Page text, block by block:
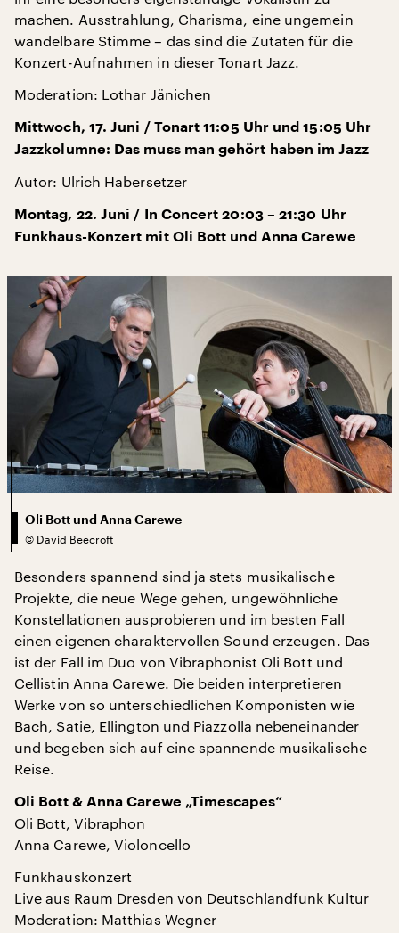
machen. Ausstrahlung, Charisma, eine ungemein
wandelbare Stimme – das sind die Zutaten für die
Konzert-Aufnahmen in dieser Tonart Jazz.
Moderation: Lothar Jänichen
Mittwoch, 17. Juni / Tonart 11:05 Uhr und 15:05 Uhr
Jazzkolumne: Das muss man gehört haben im Jazz
Autor: Ulrich Habersetzer
Montag, 22. Juni / In Concert 20:03 – 21:30 Uhr
Funkhaus-Konzert mit Oli Bott und Anna Carewe
Oli Bott und Anna Carewe
© David Beecroft
Besonders spannend sind ja stets musikalische
Projekte, die neue Wege gehen, ungewöhnliche
Konstellationen ausprobieren und im besten Fall
einen eigenen charaktervollen Sound erzeugen. Das
ist der Fall im Duo von Vibraphonist Oli Bott und
Cellistin Anna Carewe. Die beiden interpretieren
Werke von so unterschiedlichen Komponisten wie
Bach, Satie, Ellington und Piazzolla nebeneinander
und begeben sich auf eine spannende musikalische
Reise.
Oli Bott & Anna Carewe „Timescapes“
Oli Bott, Vibraphon
Anna Carewe, Violoncello
Funkhauskonzert
Live aus Raum Dresden von Deutschlandfunk Kultur
Moderation: Matthias Wegner